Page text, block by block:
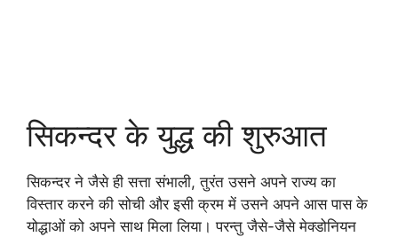
सिकन्दर के युद्ध की शुरुआत
सिकन्दर ने जैसे ही सत्ता संभाली, तुरंत उसने अपने राज्य का
विस्तार करने की सोची और इसी क्रम में उसने अपने आस पास के
योद्धाओं को अपने साथ मिला लिया। परन्तु जैसे-जैसे मेक्डोनियन